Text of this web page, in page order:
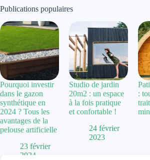
Publications populaires
Pourquoi investir
dans le gazon
synthétique en
2024 ? Tous les
avantages de la
pelouse artificielle
23 février
2024
Studio de jardin
20m2 : un espace
à la fois pratique
et confortable !
24 février
2023
: